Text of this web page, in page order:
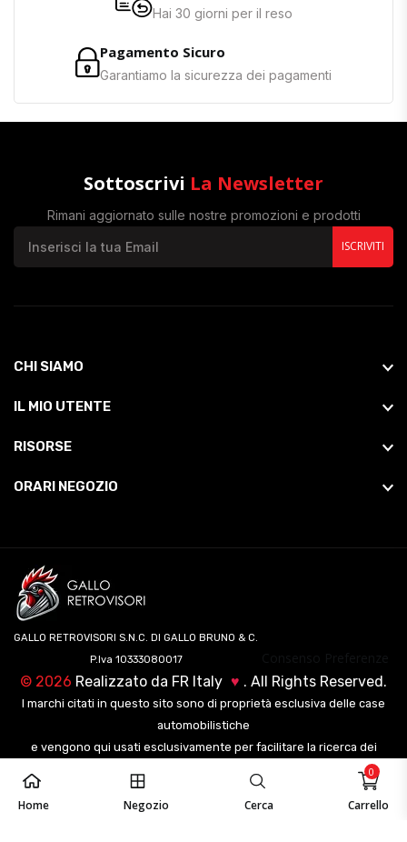
Home Negozio Cerca Carrello
0
Hai 30 giorni per il reso
Pagamento Sicuro
Garantiamo la sicurezza dei pagamenti
Sottoscrivi La Newsletter
Rimani aggiornato sulle nostre promozioni e prodotti
ISCRIVITI
CHI SIAMO
IL MIO UTENTE
RISORSE
ORARI NEGOZIO
GALLO RETROVISORI S.N.C. DI GALLO BRUNO & C.
P.Iva 10333080017
© 2026 Realizzato da FR Italy ♥ . All Rights Reserved.
I marchi citati in questo sito sono di proprietà esclusiva delle case
automobilistiche
e vengono qui usati esclusivamente per facilitare la ricerca dei